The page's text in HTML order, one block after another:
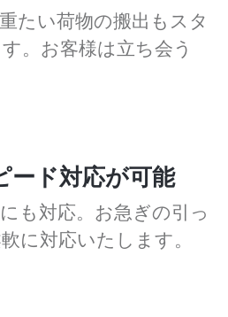
たい荷物の搬出もスタ
。お客様は立ち会う
ード対応が可能
も対応。お急ぎの引っ
に対応いたします。